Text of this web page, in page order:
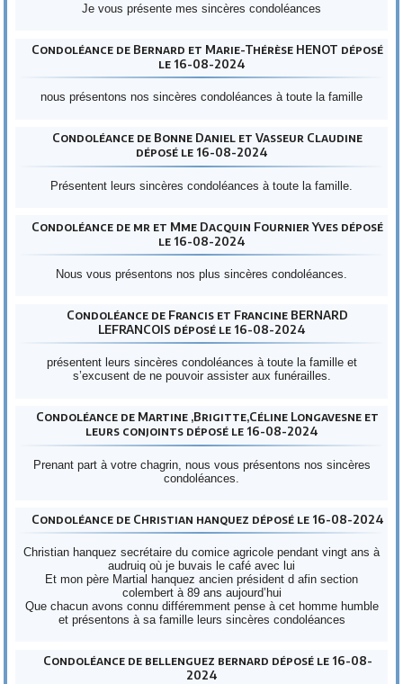
Je vous présente mes sincères condoléances
Condoléance de Bernard et Marie-Thérèse HENOT déposé
le 16-08-2024
nous présentons nos sincères condoléances à toute la famille
Condoléance de Bonne Daniel et Vasseur Claudine
déposé le 16-08-2024
Présentent leurs sincères condoléances à toute la famille.
Condoléance de mr et Mme Dacquin Fournier Yves déposé
le 16-08-2024
Nous vous présentons nos plus sincères condoléances.
Condoléance de Francis et Francine BERNARD
LEFRANCOIS déposé le 16-08-2024
présentent leurs sincères condoléances à toute la famille et
s’excusent de ne pouvoir assister aux funérailles.
Condoléance de Martine ,Brigitte,Céline Longavesne et
leurs conjoints déposé le 16-08-2024
Prenant part à votre chagrin, nous vous présentons nos sincères
condoléances.
Condoléance de Christian hanquez déposé le 16-08-2024
Christian hanquez secrétaire du comice agricole pendant vingt ans à
audruiq où je buvais le café avec lui
Et mon père Martial hanquez ancien président d afin section
colembert à 89 ans aujourd’hui
Que chacun avons connu différemment pense à cet homme humble
et présentons à sa famille leurs sincères condoléances
Condoléance de bellenguez bernard déposé le 16-08-
2024